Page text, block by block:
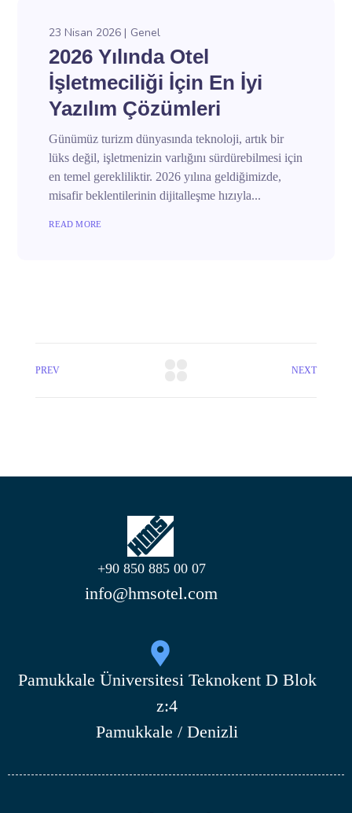
23 Nisan 2026 Genel
2026 Yılında Otel
İşletmeciliği İçin En İyi
Yazılım Çözümleri
Günümüz turizm dünyasında teknoloji, artık bir
lüks değil, işletmenizin varlığını sürdürebilmesi için
en temel gerekliliktir. 2026 yılına geldiğimizde,
misafir beklentilerinin dijitalleşme hızıyla...
READ MORE
PREV NEXT
+90 850 885 00 07
info@hmsotel.com
Pamukkale Üniversitesi Teknokent D Blok
z:4
Pamukkale / Denizli